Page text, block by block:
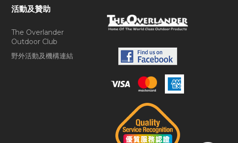
活動及贊助
The Overlander
Outdoor Club
野外活動及機構連結